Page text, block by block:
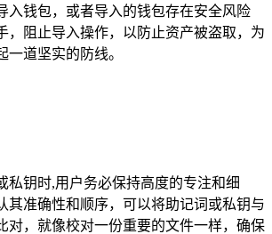
入钱包，或者导入的钱包存在安全风险
，阻止导入操作，以防止资产被盗取，为
一道坚实的防线。
私钥时,用户务必保持高度的专注和细
其准确性和顺序，可以将助记词或私钥与
对，就像校对一份重要的文件一样，确保